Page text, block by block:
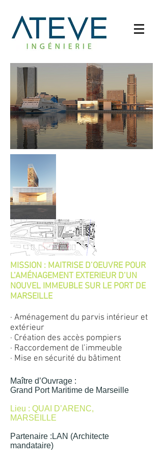
MISSION : MAITRISE D’OEUVRE POUR
L’AMÉNAGEMENT EXTERIEUR D’UN
NOUVEL IMMEUBLE SUR LE PORT DE
MARSEILLE
· Aménagement du parvis intérieur et
extérieur
· Création des accès pompiers
· Raccordement de l’immeuble
· Mise en sécurité du bâtiment
Maître d’Ouvrage :
Grand Port Maritime de Marseille
Lieu : QUAI D’ARENC,
MARSEILLE
Partenaire : LAN (Architecte
mandataire)